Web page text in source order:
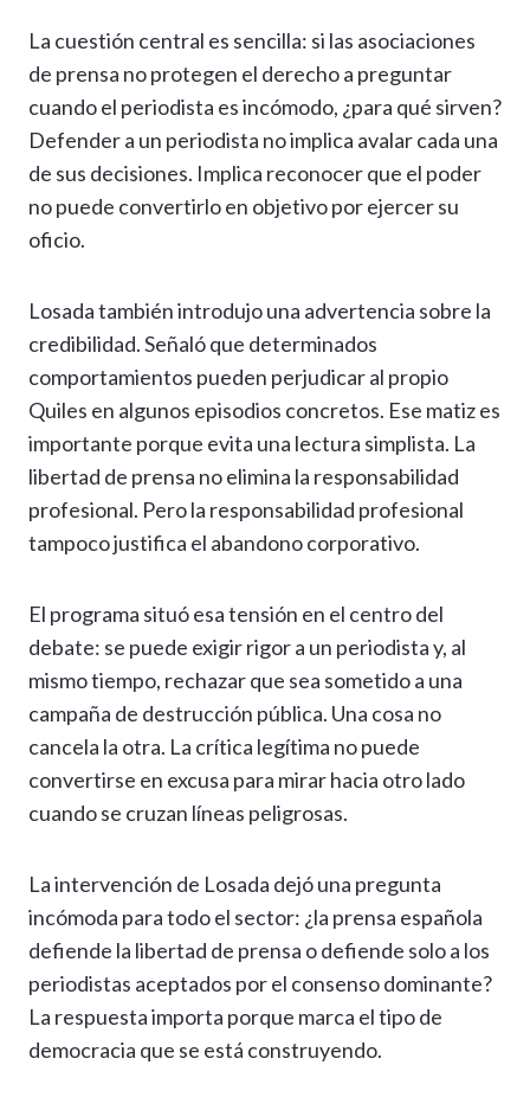
La cuestión central es sencilla: si las asociaciones
de prensa no protegen el derecho a preguntar
cuando el periodista es incómodo, ¿para qué sirven?
Defender a un periodista no implica avalar cada una
de sus decisiones. Implica reconocer que el poder
no puede convertirlo en objetivo por ejercer su
oficio.
Losada también introdujo una advertencia sobre la
credibilidad. Señaló que determinados
comportamientos pueden perjudicar al propio
Quiles en algunos episodios concretos. Ese matiz es
importante porque evita una lectura simplista. La
libertad de prensa no elimina la responsabilidad
profesional. Pero la responsabilidad profesional
tampoco justifica el abandono corporativo.
El programa situó esa tensión en el centro del
debate: se puede exigir rigor a un periodista y, al
mismo tiempo, rechazar que sea sometido a una
campaña de destrucción pública. Una cosa no
cancela la otra. La crítica legítima no puede
convertirse en excusa para mirar hacia otro lado
cuando se cruzan líneas peligrosas.
La intervención de Losada dejó una pregunta
incómoda para todo el sector: ¿la prensa española
defiende la libertad de prensa o defiende solo a los
periodistas aceptados por el consenso dominante?
La respuesta importa porque marca el tipo de
democracia que se está construyendo.